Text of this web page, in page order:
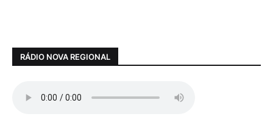
RÁDIO NOVA REGIONAL